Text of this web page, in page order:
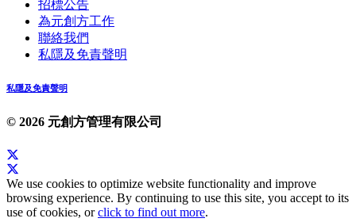
招標公告
為元創方工作
聯絡我們
私隱及免責聲明
私隱及免責聲明
© 2026 元創方管理有限公司
We use cookies to optimize website functionality and improve
browsing experience. By continuing to use this site, you accept to its
use of cookies, orclick to find out more.